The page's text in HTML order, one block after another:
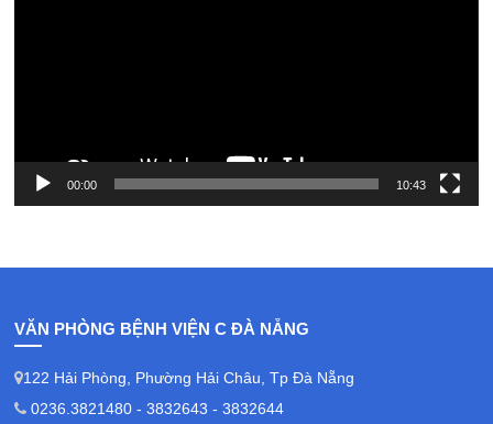
00:00 10:43
VĂN PHÒNG BỆNH VIỆN C ĐÀ NẴNG
122 Hải Phòng, Phường Hải Châu, Tp Đà Nẵng
0236.3821480 - 3832643 - 3832644